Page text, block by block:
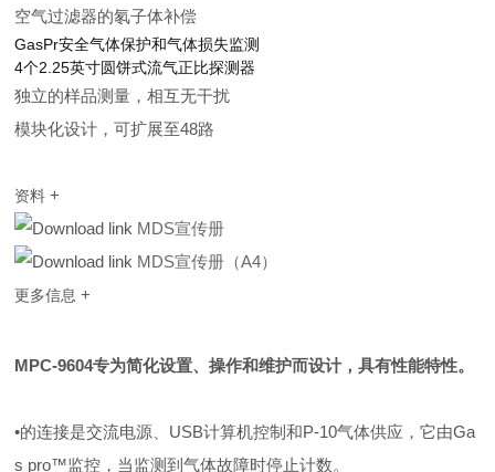
空气过滤器的氡子体补偿
GasPr安全气体保护和气体损失监测
4个2.25英寸圆饼式流气正比探测器
独立的样品测量，相互无干扰
模块化设计，可扩展至48路
资料+
MDS宣传册
MDS宣传册（A4）
更多信息+
MPC-9604专为简化设置、操作和维护而设计，具有性能特性。
•的连接是交流电源、 USB计算机控制和P-10气体供应，它由Ga
s pro™监控，当监测到气体故障时停止计数。